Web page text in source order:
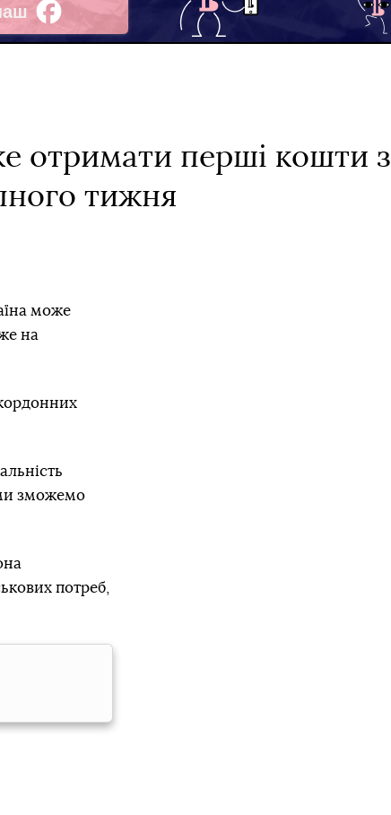
отримати перші кошти з
тижня
може
на
зможемо
потреб,